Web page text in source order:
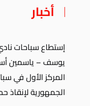
أخبار
إستطاع سباحات
يوسف – ياسمين
المركز الأول في
الجمهورية لإنقاذ